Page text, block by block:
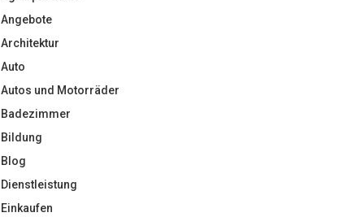
Angebote
Architektur
Auto
Autos und Motorräder
Badezimmer
Bildung
Blog
Dienstleistung
Einkaufen